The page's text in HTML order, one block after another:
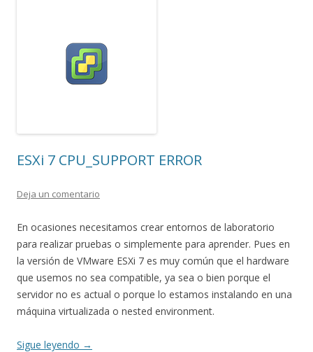
ESXi 7 CPU_SUPPORT ERROR
Deja un comentario
En ocasiones necesitamos crear entornos de laboratorio
para realizar pruebas o simplemente para aprender. Pues en
la versión de VMware ESXi 7 es muy común que el hardware
que usemos no sea compatible, ya sea o bien porque el
servidor no es actual o porque lo estamos instalando en una
máquina virtualizada o nested environment.
Sigue leyendo →